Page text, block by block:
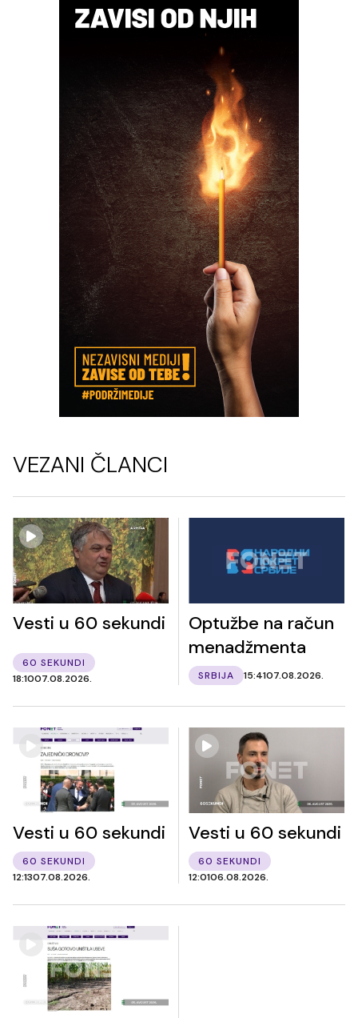
VEZANI ČLANCI
Vesti u 60 sekundi
60 SEKUNDI
18:1007.08.2026.
Optužbe na račun
menadžmenta
SRBIJA 15:4107.08.2026.
Vesti u 60 sekundi
60 SEKUNDI
12:1307.08.2026.
Vesti u 60 sekundi
60 SEKUNDI
12:0106.08.2026.